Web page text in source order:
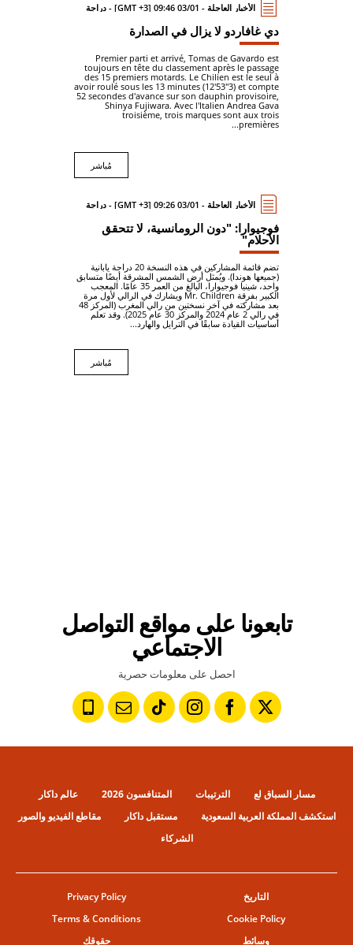
الأخبار العاجلة - 03/01 09:46 [GMT +3] - دراجة
دي غافاردو لا يزال في الصدارة
Premier parti et arrivé, Tomas de Gavardo est
toujours en tête du classement après le passage
des 15 premiers motards. Le Chilien est le seul à
avoir roulé sous les 13 minutes (12'53"3) et compte
52 secondes d'avance sur son dauphin provisoire,
Shinya Fujiwara. Avec l'Italien Andrea Gava
troisième, trois marques sont aux trois
premières...
مُباشر
الأخبار العاجلة - 03/01 09:26 [GMT +3] - دراجة
فوجيوارا: "دون الرومانسية، لا تتحقق
الأحلام"
تضم قائمة المشاركين في هذه النسخة 20 دراجة يابانية
(جميعها هوندا). ويُمثل أرض الشمس المشرقة أيضًا متسابق
واحد، شينيا فوجيوارا، البالغ من العمر 35 عامًا. المعجب
الكبير بفرقة Mr. Children ويشارك في الرالي لأول مرة
بعد مشاركته في آخر نسختين من رالي المغرب (المركز 48
في رالي 2 عام 2024 والمركز 30 عام 2025). وقد تعلم
أساسيات القيادة سابقًا في الترايل والهارد...
مُباشر
تابعونا على مواقع التواصل
الاجتماعي
احصل على معلومات حصرية
مسار السباق لع الترتيبات المتنافسون 2026
عالم داكار
استكشف المملكة العربية السعودية
مستقبل داكار
مقاطع الفيديو والصور
الشركاء
التاريخ
Privacy Policy
Cookie Policy
Terms & Conditions
وسائط
حقوقك